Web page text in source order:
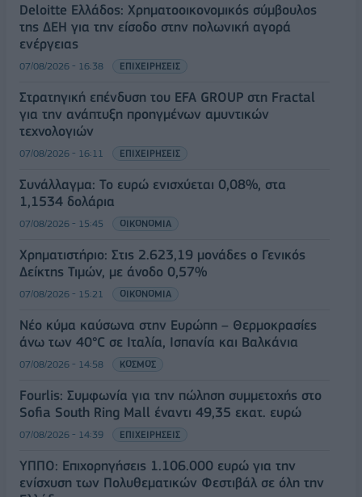
Deloitte Ελλάδος: Χρηματοοικονομικός σύμβουλος
της ΔΕΗ για την είσοδο στην πολωνική αγορά
ενέργειας
07/08/2026 - 16:38 ΕΠΙΧΕΙΡΗΣΕΙΣ
Στρατηγική επένδυση του EFA GROUP στη Fractal
για την ανάπτυξη προηγμένων αμυντικών
τεχνολογιών
07/08/2026 - 16:11 ΕΠΙΧΕΙΡΗΣΕΙΣ
Συνάλλαγμα: Το ευρώ ενισχύεται 0,08%, στα
1,1534 δολάρια
07/08/2026 - 15:45 ΟΙΚΟΝΟΜΙΑ
Χρηματιστήριο: Στις 2.623,19 μονάδες ο Γενικός
Δείκτης Τιμών, με άνοδο 0,57%
07/08/2026 - 15:21 ΟΙΚΟΝΟΜΙΑ
Νέο κύμα καύσωνα στην Ευρώπη – Θερμοκρασίες
άνω των 40°C σε Ιταλία, Ισπανία και Βαλκάνια
07/08/2026 - 14:58 ΚΟΣΜΟΣ
Fourlis: Συμφωνία για την πώληση συμμετοχής στο
Sofia South Ring Mall έναντι 49,35 εκατ. ευρώ
07/08/2026 - 14:39 ΕΠΙΧΕΙΡΗΣΕΙΣ
ΥΠΠΟ: Επιχορηγήσεις 1.106.000 ευρώ για την
ενίσχυση των Πολυθεματικών Φεστιβάλ σε όλη την